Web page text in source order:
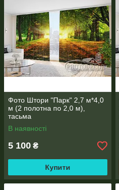
Фото Штори "Парк" 2,7 м*4,0
м (2 полотна по 2,0 м),
тасьма
В наявності
5 100 ₴
Купити